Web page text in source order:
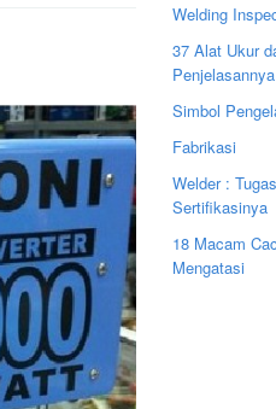
Welding
37 Alat Ukur
Penjelasannya
Simbol
Fabrikasi
Welder :
Sertifikasinya
18 Macam
Mengatasi